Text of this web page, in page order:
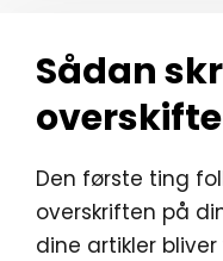
Sådan
Den første ting
overskriften på
dine artikler